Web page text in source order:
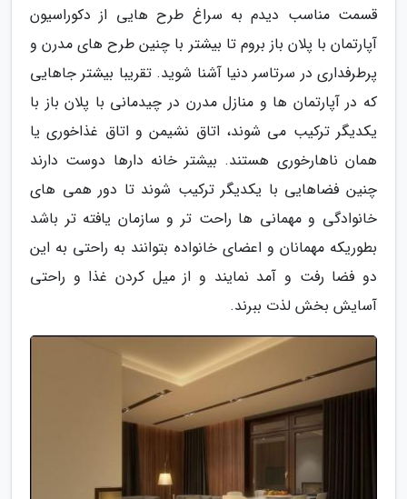
قسمت مناسب دیدم به سراغ طرح هایی از دکوراسیون
آپارتمان با پلان باز بروم تا بیشتر با چنین طرح های مدرن و
پرطرفداری در سرتاسر دنیا آشنا شوید. تقریبا بیشتر جاهایی
که در آپارتمان ها و منازل مدرن در چیدمانی با پلان باز با
یکدیگر ترکیب می شوند، اتاق نشیمن و اتاق غذاخوری یا
همان ناهارخوری هستند. بیشتر خانه دارها دوست دارند
چنین فضاهایی با یکدیگر ترکیب شوند تا دور همی های
خانوادگی و مهمانی ها راحت تر و سازمان یافته تر باشد
بطوریکه مهمانان و اعضای خانواده بتوانند به راحتی به این
دو فضا رفت و آمد نمایند و از میل کردن غذا و راحتی
آسایش بخش لذت ببرند.